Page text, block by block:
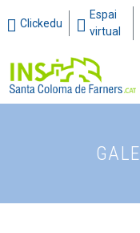
Clickedu
Espai
virtual